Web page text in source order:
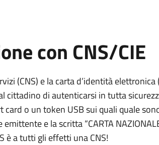
con CNS/CIE
(CNS) e la carta d’identità elettronica
cittadino di autenticarsi in tutta
card o un token USB sui quali quale
e la scritta “CARTA
è a tutti gli effetti una CNS!